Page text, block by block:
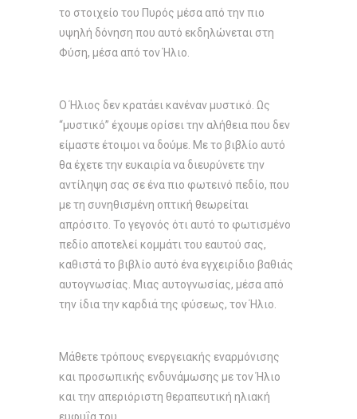
το στοιχείο του Πυρός μέσα από την πιο
υψηλή δόνηση που αυτό εκδηλώνεται στη
Φύση, μέσα από τον Ήλιο.
Ο Ήλιος δεν κρατάει κανέναν μυστικό. Ως
“μυστικό” έχουμε ορίσει την αλήθεια που δεν
είμαστε έτοιμοι να δούμε. Με το βιβλίο αυτό
θα έχετε την ευκαιρία να διευρύνετε την
αντίληψη σας σε ένα πιο φωτεινό πεδίο, που
με τη συνηθισμένη οπτική θεωρείται
απρόσιτο. Το γεγονός ότι αυτό το φωτισμένο
πεδίο αποτελεί κομμάτι του εαυτού σας,
καθιστά το βιβλίο αυτό ένα εγχειρίδιο βαθιάς
αυτογνωσίας. Μιας αυτογνωσίας, μέσα από
την ίδια την καρδιά της φύσεως, τον Ήλιο.
Μάθετε τρόπους ενεργειακής εναρμόνισης
και προσωπικής ενδυνάμωσης με τον Ήλιο
και την απεριόριστη θεραπευτική ηλιακή